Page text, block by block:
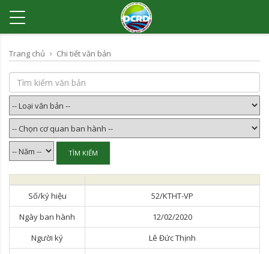
Trang chủ Chi tiết văn bản
Số/ký hiệu
52/KTHT-VP
Ngày ban hành
12/02/2020
Người ký
Lê Đức Thịnh